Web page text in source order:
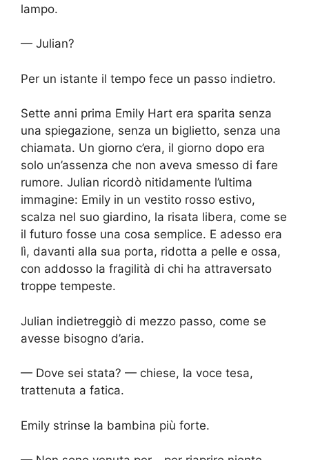
lampo.
— Julian?
Per un istante il tempo fece un passo indietro.
Sette anni prima Emily Hart era sparita senza
una spiegazione, senza un biglietto, senza una
chiamata. Un giorno c’era, il giorno dopo era
solo un’assenza che non aveva smesso di fare
rumore. Julian ricordò nitidamente l’ultima
immagine: Emily in un vestito rosso estivo,
scalza nel suo giardino, la risata libera, come se
il futuro fosse una cosa semplice. E adesso era
lì, davanti alla sua porta, ridotta a pelle e ossa,
con addosso la fragilità di chi ha attraversato
troppe tempeste.
Julian indietreggiò di mezzo passo, come se
avesse bisogno d’aria.
— Dove sei stata? — chiese, la voce tesa,
trattenuta a fatica.
Emily strinse la bambina più forte.